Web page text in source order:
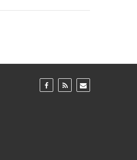
Gå
til:
Gå
til:
Gå
til: